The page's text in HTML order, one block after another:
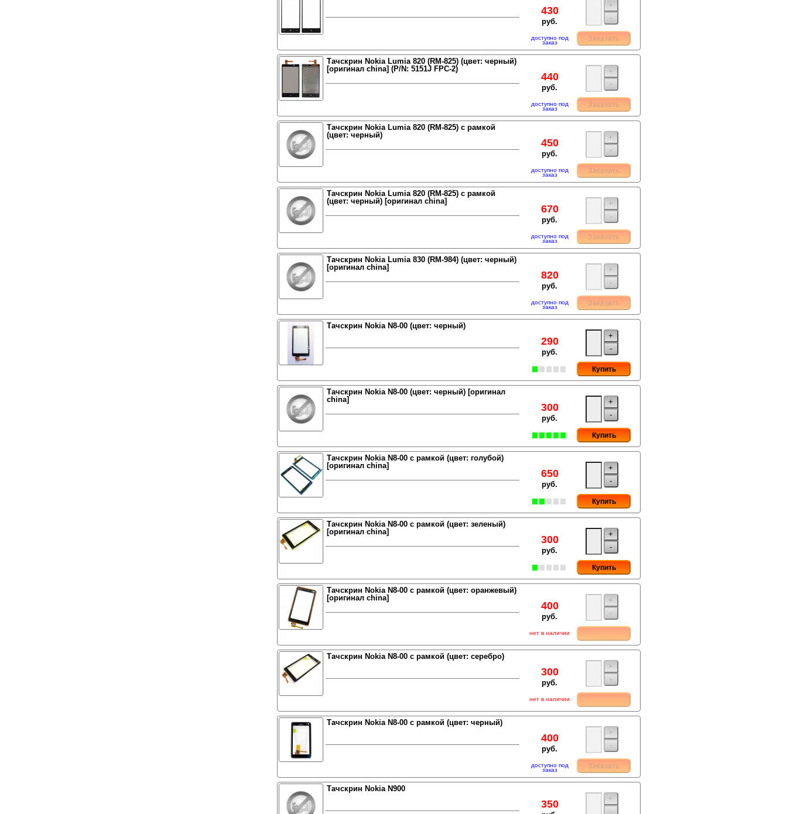
430
руб.
доступно под
заказ
+
-
Заказать
Тачскрин Nokia Lumia 820 (RM-825) (цвет: черный)
[оригинал china] (P/N: 5151J FPC-2)
440
руб.
доступно под
заказ
+
-
Заказать
Тачскрин Nokia Lumia 820 (RM-825) с рамкой
(цвет: черный)
450
руб.
доступно под
заказ
+
-
Заказать
Тачскрин Nokia Lumia 820 (RM-825) с рамкой
(цвет: черный) [оригинал china]
670
руб.
доступно под
заказ
+
-
Заказать
Тачскрин Nokia Lumia 830 (RM-984) (цвет: черный)
[оригинал china]
820
руб.
доступно под
заказ
+
-
Заказать
Тачскрин Nokia N8-00 (цвет: черный)
290
руб.
+
-
Купить
Тачскрин Nokia N8-00 (цвет: черный) [оригинал
china]
300
руб.
+
-
Купить
Тачскрин Nokia N8-00 с рамкой (цвет: голубой)
[оригинал china]
650
руб.
+
-
Купить
Тачскрин Nokia N8-00 с рамкой (цвет: зеленый)
[оригинал china]
300
руб.
+
-
Купить
Тачскрин Nokia N8-00 с рамкой (цвет: оранжевый)
[оригинал china]
400
руб.
нет в наличии
+
-
Тачскрин Nokia N8-00 с рамкой (цвет: серебро)
300
руб.
нет в наличии
+
-
Тачскрин Nokia N8-00 с рамкой (цвет: черный)
400
руб.
доступно под
заказ
+
-
Заказать
Тачскрин Nokia N900
350
+
-